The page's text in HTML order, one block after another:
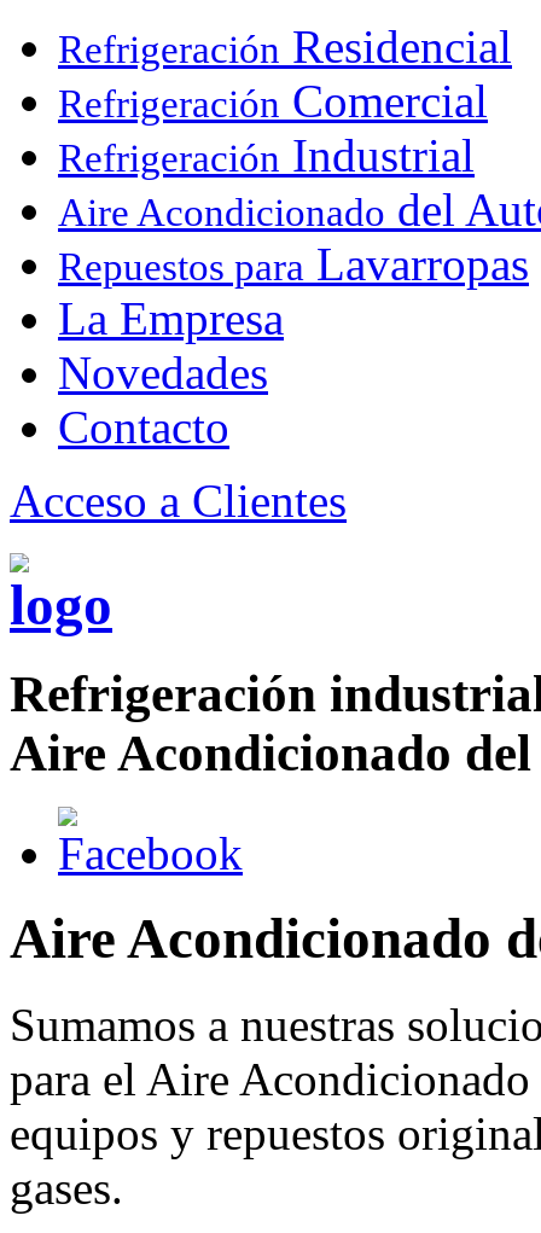
Refrigeración Residencial
Refrigeración Comercial
Refrigeración Industrial
Aire Acondicionado del
Repuestos para Lavarropas
La Empresa
Novedades
Contacto
Acceso a Clientes
Refrigeración
Aire Acondicionado
Aire Acondicionado
Sumamos a nuestras
para el Aire
equipos y repuestos
gases.